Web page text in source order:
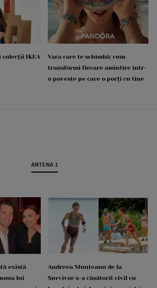
IKEA
Vara care te schimbă: cum
transformi fiecare amintire într-
o poveste pe care o porți cu tine
ANTENA 1
există
lui
Andreea Munteanu de la
Survivor s-a căsătorit civil cu